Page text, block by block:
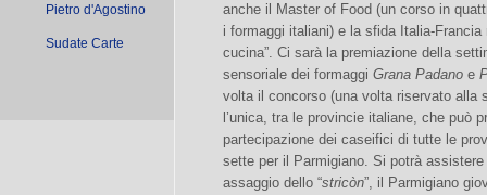
Pietro d'Agostino
Sudate Carte
anche il Master of Food (un corso in
i formaggi italiani) e la sfida Italia-
cucina”. Ci sarà la premiazione della
sensoriale dei formaggi Grana Padano e
volta il concorso (una volta riservato alla
l’unica, tra le provincie italiane, che può
partecipazione dei caseifici di tutte le
sette per il Parmigiano. Si potrà
assaggio dello “stricòn”, il Parmigiano